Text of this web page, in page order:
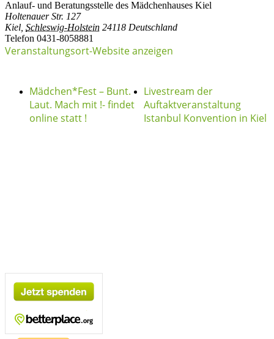
Anlauf- und Beratungsstelle des Mädchenhauses Kiel
Holtenauer Str. 127
Kiel Schleswig-Holstein 24118 Deutschland
Telefon 0431-8058881
Veranstaltungsort-Website anzeigen
Mädchen*Fest – Bunt.
Laut. Mach mit !- findet
online statt !
Livestream der
Auftaktveranstaltung
Istanbul Konvention in Kiel